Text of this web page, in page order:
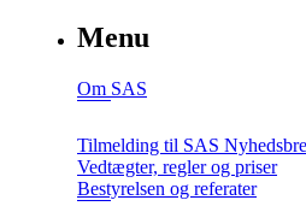
Menu
Om SAS
Tilmelding til SAS
Vedtægter, regler og priser
Bestyrelsen og referater